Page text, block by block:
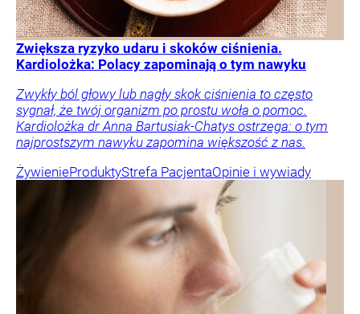
Zwiększa ryzyko udaru i skoków ciśnienia.
Kardiolożka: Polacy zapominają o tym nawyku
Zwykły ból głowy lub nagły skok ciśnienia to często
sygnał, że twój organizm po prostu woła o pomoc.
Kardiolożka dr Anna Bartusiak-Chatys ostrzega: o tym
najprostszym nawyku zapomina większość z nas.
ŻywienieProduktyStrefa PacjentaOpinie i wywiady